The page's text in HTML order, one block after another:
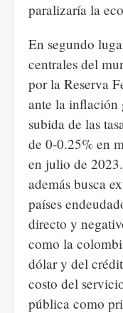
paralizaría la
En segundo
centrales del
por la Reserva
ante la inflación
subida de las
de 0-0.25% en
en julio de
además busca
países
directo y
como la
dólar y del
costo del
pública como